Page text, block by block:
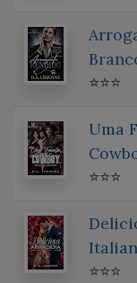
⭐⭐⭐
Uma
⭐⭐⭐
⭐⭐⭐